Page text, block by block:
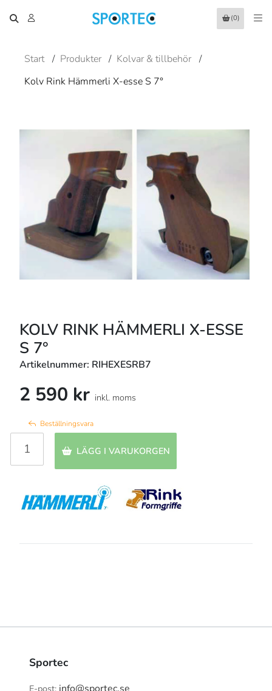
(0)
Start / Produkter / Kolvar & tillbehör /
Kolv Rink Hämmerli X-esse S 7°
KOLV RINK HÄMMERLI X-ESSE
S 7°
Artikelnummer: RIHEXESRB7
2 590 kr inkl. moms
Beställningsvara
LÄGG I VARUKORGEN
Sportec
E-post: info@sportec.se